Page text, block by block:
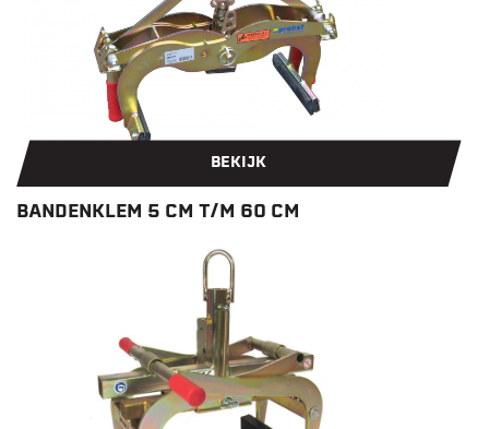
BEKIJK
BANDENKLEM 5 CM T/M 60 CM